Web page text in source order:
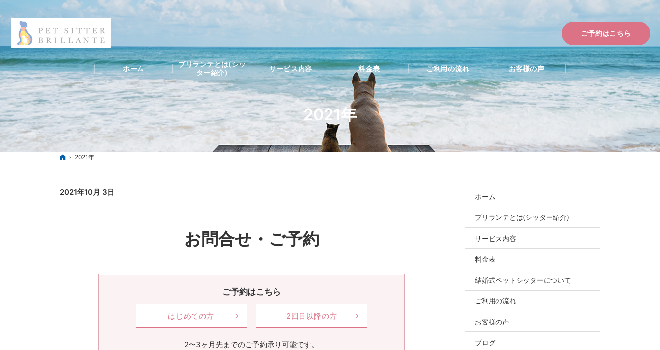
2021年
ホーム
2021年
2021年10月 3日
お問合せ・ご予約
お問合せ・ご予約
ご予約はこちら
はじめての方 2回目以降の方
2〜3ヶ月先までのご予約承り可能です。
ホーム
ブリランテとは(シッター紹介)
サービス内容
料金表
結婚式ペットシッターについて
ご利用の流れ
お客様の声
ブログ
ご予約はこちら
ホーム
ブリランテとは(シッ
ター紹介)
サービス内容 料金表 ご利用の流れ お客様の声